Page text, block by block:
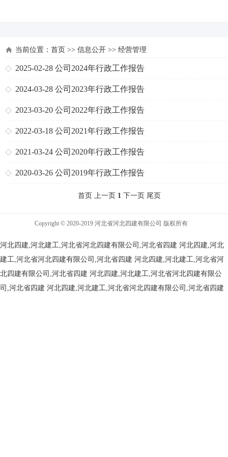
当前位置： 首页 >> 信息公开 >> 经营管理
2025-02-28 公司2024年行政工作报告
2024-03-28 公司2023年行政工作报告
2023-03-20 公司2022年行政工作报告
2022-03-18 公司2021年行政工作报告
2021-03-24 公司2020年行政工作报告
2020-03-26 公司2019年行政工作报告
首页 上一页 1 下一页 尾页
Copyright © 2020-2019 河北省河北四建有限公司 版权所有
河北四建,河北建工,河北省河北四建有限公司,河北省四建 河北四建,河北
建工,河北省河北四建有限公司,河北省四建 河北四建,河北建工,河北省河
北四建有限公司,河北省四建 河北四建,河北建工,河北省河北四建有限公
司,河北省四建 河北四建,河北建工,河北省河北四建有限公司,河北省四建